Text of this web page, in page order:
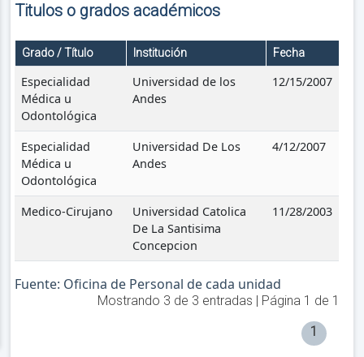
Titulos o grados académicos
Grado / Título Institución Fecha
Especialidad
Médica u
Odontológica
Universidad de los
Andes
12/15/2007
Especialidad
Médica u
Odontológica
Universidad De Los
Andes
4/12/2007
Medico-Cirujano
Universidad Catolica
De La Santisima
Concepcion
11/28/2003
Fuente: Oficina de Personal de cada unidad
Mostrando 3 de 3 entradas | Página 1 de 1
1